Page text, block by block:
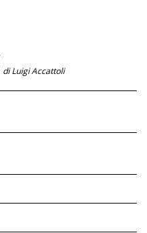
di Luigi Accattoli